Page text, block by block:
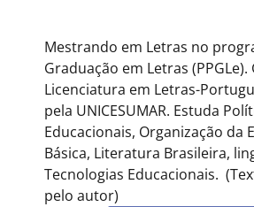
Mestrando em Letras no
Graduação em Letras
Licenciatura em Letras-
pela UNICESUMAR. Estuda
Educacionais, Organização da
Básica, Literatura Brasileira,
Tecnologias Educacionais.
pelo autor)